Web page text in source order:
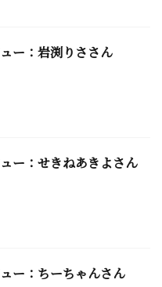
ー：岩渕りささん
ー：せきねあきよさん
ー：ちーちゃんさん